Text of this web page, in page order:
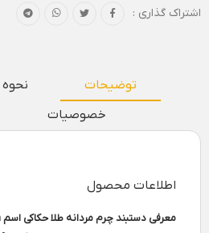
اشتراک گذاری :
توضیحات
خصوصیات
اطلاعات محصول
معرفی دستبند چرم مردانه طلا حکاکی اسم Arman آرمان: